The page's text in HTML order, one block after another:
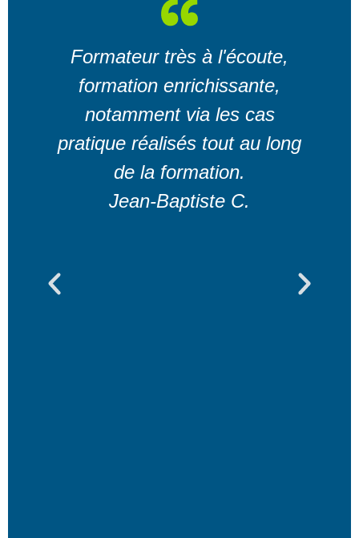
Formateur très à l'écoute,
formation enrichissante,
notamment via les cas
pratique réalisés tout au long
de la formation.
Jean-Baptiste C.